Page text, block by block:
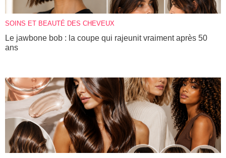
SOINS ET BEAUTÉ DES CHEVEUX
Le jawbone bob : la coupe qui rajeunit vraiment après 50
ans